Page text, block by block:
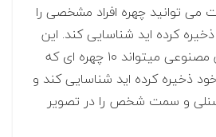
می توانید چهره افراد مشخصی را
کرده اید شناسایی کند. این
قابیلت به کمک هوش مصنوعی میتواند ۱۰ چهره ای که
ذخیره کرده اید شناسایی کند و
و سمت شخص را در تصویر